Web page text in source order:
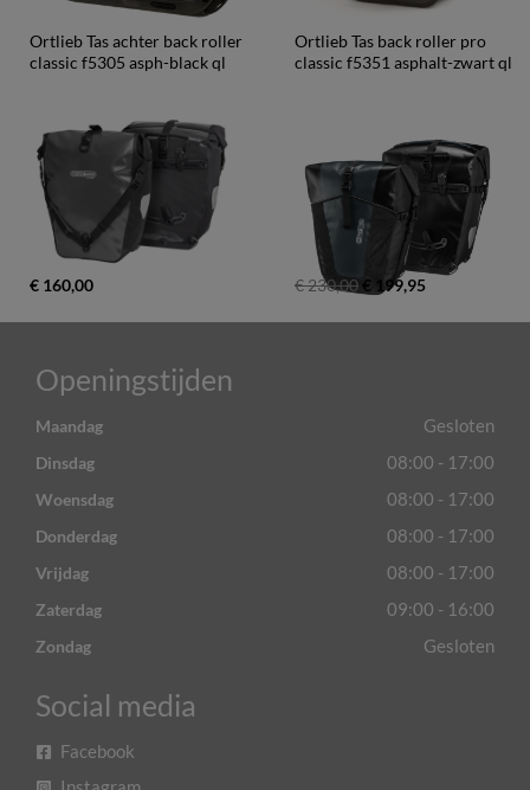
Ortlieb Tas achter back roller
classic f5305 asph-black ql
€ 160,00
Ortlieb Tas back roller pro
classic f5351 asphalt-zwart ql
€ 230,00 € 199,95
Openingstijden
Maandag Gesloten
Dinsdag 08:00 - 17:00
Woensdag 08:00 - 17:00
Donderdag 08:00 - 17:00
Vrijdag 08:00 - 17:00
Zaterdag 09:00 - 16:00
Zondag Gesloten
Social media
Facebook